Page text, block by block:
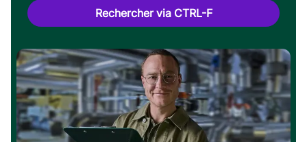
Rechercher via CTRL-F